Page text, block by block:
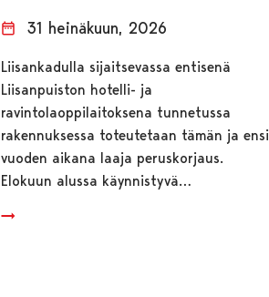
31 heinäkuun, 2026
Liisankadulla sijaitsevassa entisenä
Liisanpuiston hotelli- ja
ravintolaoppilaitoksena tunnetussa
rakennuksessa toteutetaan tämän ja ensi
vuoden aikana laaja peruskorjaus.
Elokuun alussa käynnistyvä…